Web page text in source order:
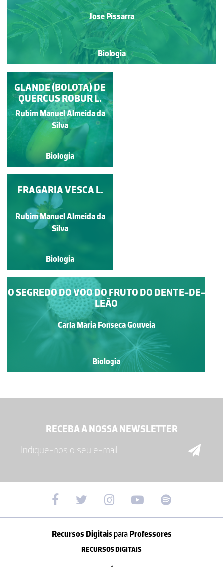
Jose Pissarra
Biologia
INFRUTESCÊNCIA DE
FAGUS SYLVATICA L.
Rubim Manuel Almeida da
Silva
Biologia
GLANDE (BOLOTA) DE
QUERCUS ROBUR L.
Rubim Manuel Almeida da
Silva
Biologia
MORANGUEIRO
SILVESTRE
Manuela Lopes
Biologia
O SEGREDO DO VOO DO FRUTO DO DENTE-DE-
LEÃO
Carla Maria Fonseca Gouveia
Biologia
FRAGARIA VESCA L.
Rubim Manuel Almeida da
Silva
Biologia
RECEBA A NOSSA NEWSLETTER
Recursos Digitais paraProfessores
RECURSOS DIGITAIS